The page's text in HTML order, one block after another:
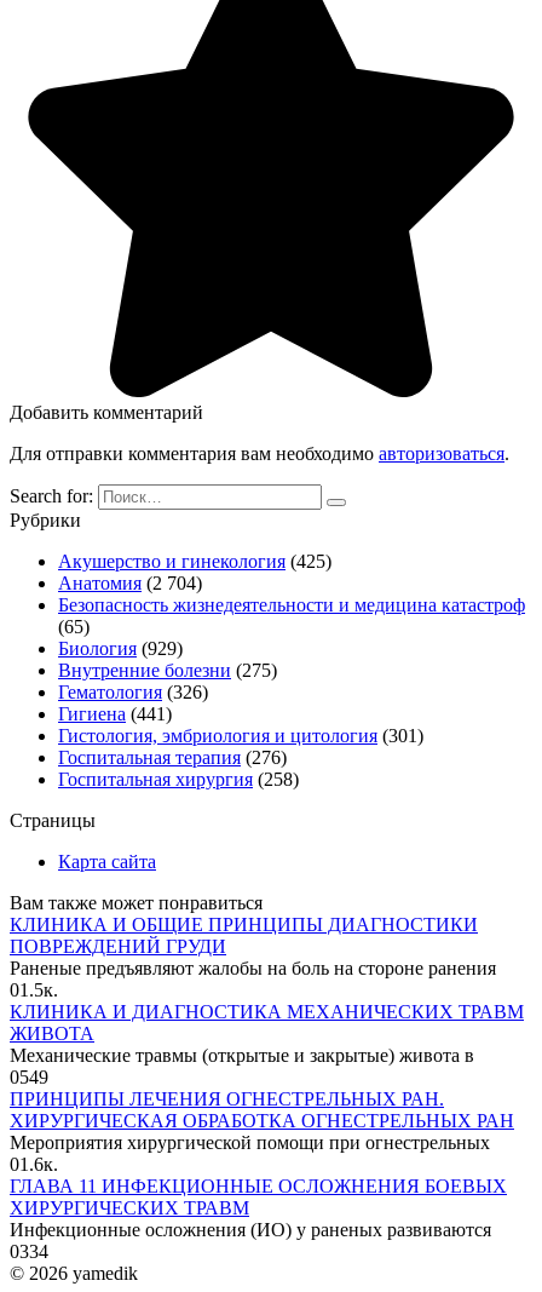
Добавить комментарий
Для отправки комментария вам необходимо авторизоваться.
Search for:
Рубрики
Акушерство и гинекология (425)
Анатомия (2 704)
Безопасность жизнедеятельности и медицина катастроф
(65)
Биология (929)
Внутренние болезни (275)
Гематология (326)
Гигиена (441)
Гистология, эмбриология и цитология (301)
Госпитальная терапия (276)
Госпитальная хирургия (258)
Страницы
Карта сайта
Вам также может понравиться
КЛИНИКА И ОБЩИЕ ПРИНЦИПЫ ДИАГНОСТИКИ
ПОВРЕЖДЕНИЙ ГРУДИ
Раненые предъявляют жалобы на боль на стороне ранения
01.5к.
КЛИНИКА И ДИАГНОСТИКА МЕХАНИЧЕСКИХ ТРАВМ
ЖИВОТА
Механические травмы (открытые и закрытые) живота в
0549
ПРИНЦИПЫ ЛЕЧЕНИЯ ОГНЕСТРЕЛЬНЫХ РАН.
ХИРУРГИЧЕСКАЯ ОБРАБОТКА ОГНЕСТРЕЛЬНЫХ РАН
Мероприятия хирургической помощи при огнестрельных
01.6к.
ГЛАВА 11 ИНФЕКЦИОННЫЕ ОСЛОЖНЕНИЯ БОЕВЫХ
ХИРУРГИЧЕСКИХ ТРАВМ
Инфекционные осложнения (ИО) у раненых развиваются
0334
© 2026 yamedik